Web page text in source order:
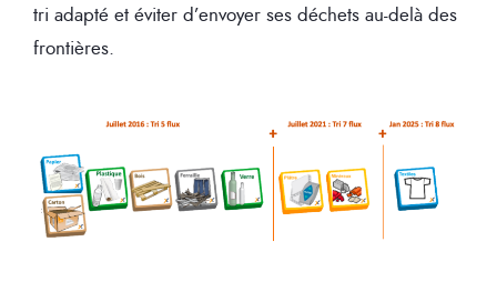
tri adapté et éviter d’envoyer ses déchets au-delà des
frontières.